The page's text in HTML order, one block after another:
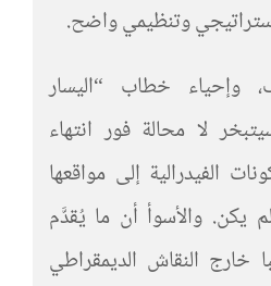
وتنظيمي واضح.
وإحياء خطاب “اليسار
لا محالة فور انتهاء
الفيدرالية إلى مواقعها
يكن. والأسوأ أن ما يُقدَّم
خارج النقاش الديمقراطي